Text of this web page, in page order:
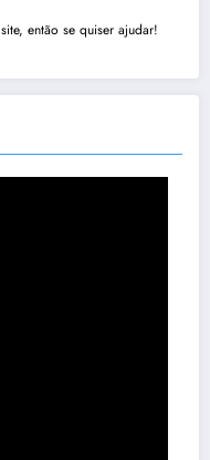
então se quiser ajudar!